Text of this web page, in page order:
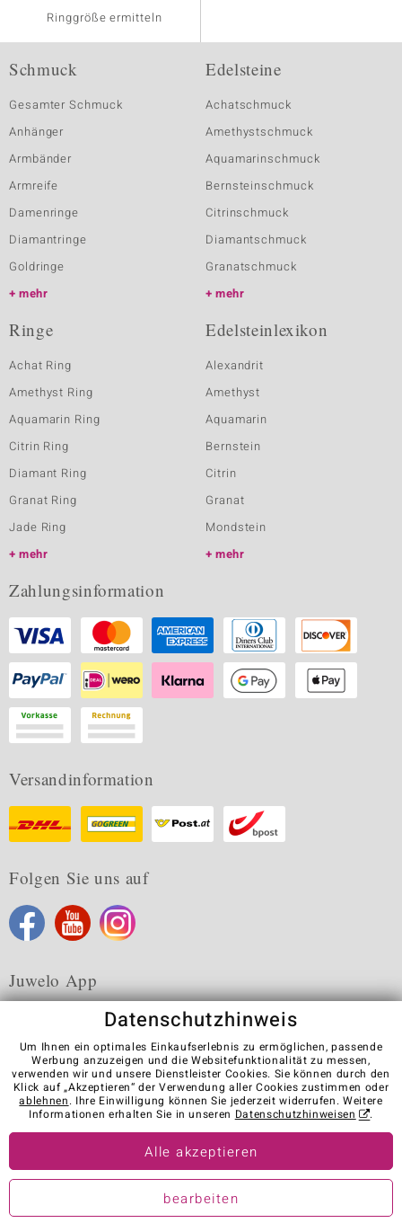
Ringgröße ermitteln
Schmuck
Gesamter Schmuck
Anhänger
Armbänder
Armreife
Damenringe
Diamantringe
Goldringe
mehr
Edelsteine
Achatschmuck
Amethystschmuck
Aquamarinschmuck
Bernsteinschmuck
Citrinschmuck
Diamantschmuck
Granatschmuck
mehr
Ringe
Achat Ring
Amethyst Ring
Aquamarin Ring
Citrin Ring
Diamant Ring
Granat Ring
Jade Ring
mehr
Edelsteinlexikon
Alexandrit
Amethyst
Aquamarin
Bernstein
Citrin
Granat
Mondstein
mehr
Zahlungsinformation
Versandinformation
Folgen Sie uns auf
Juwelo App
Karriere AGB Datenschutz Cookies
Impressum
Kontakt
Vertrag widerrufen
Visit our stores in other countries:
© Juwelo Deutschland GmbH (ein Tochterunternehmen der elumeo
SE)
Datenschutzhinweis
Um Ihnen ein optimales Einkaufserlebnis zu ermöglichen, passende
Werbung anzuzeigen und die Websitefunktionalität zu messen,
verwenden wir und unsere Dienstleister Cookies. Sie können durch den
Klick auf „Akzeptieren“ der Verwendung aller Cookies zustimmen oder
ablehnen. Ihre Einwilligung können Sie jederzeit widerrufen. Weitere
Informationen erhalten Sie in unseren Datenschutzhinweisen .
Alle akzeptieren
bearbeiten